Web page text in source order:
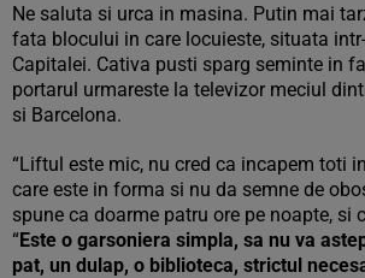
Ne saluta si urca in masina. Putin mai
fata blocului in care locuieste, situata
Capitalei. Cativa pusti sparg seminte in
portarul urmareste la televizor meciul
si Barcelona.
“Liftul este mic, nu cred ca incapem toti
care este in forma si nu da semne de
spune ca doarme patru ore pe noapte, si
“Este o garsoniera simpla, sa nu va
pat, un dulap, o biblioteca, strictul